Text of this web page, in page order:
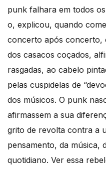
punk falhara em todos
o, explicou, quando
concerto após concerto,
dos casacos coçados,
rasgadas, ao cabelo
pelas cuspidelas de
dos músicos. O punk
afirmassem a sua
grito de revolta contra a
pensamento, da música,
quotidiano. Ver essa